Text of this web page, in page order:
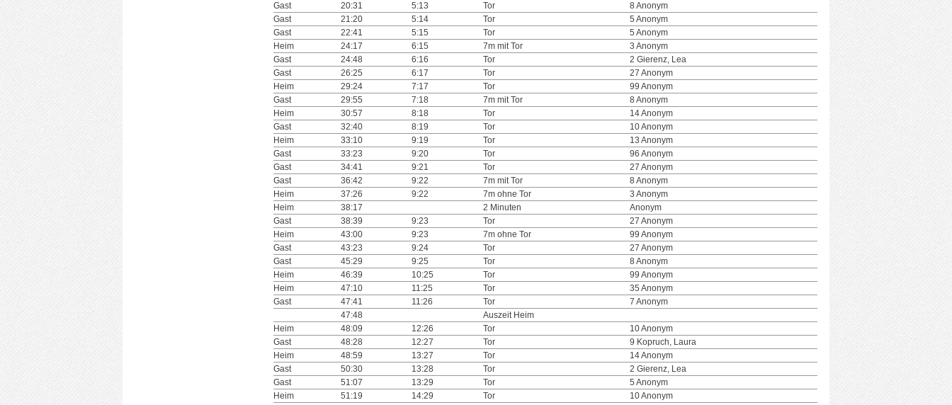
Gast
20:31 5:13 Tor
8 Anonym
Gast
21:20 5:14 Tor
5 Anonym
Gast
22:41 5:15 Tor
5 Anonym
Heim
24:17 6:15 7m mit Tor
3 Anonym
Gast
24:48 6:16 Tor
2 Gierenz, Lea
Gast
26:25 6:17 Tor
27 Anonym
Heim
29:24 7:17 Tor
99 Anonym
Gast
29:55 7:18 7m mit Tor
8 Anonym
Heim
30:57 8:18 Tor
14 Anonym
Gast
32:40 8:19 Tor
10 Anonym
Heim
33:10 9:19 Tor
13 Anonym
Gast
33:23 9:20 Tor
96 Anonym
Gast
34:41 9:21 Tor
27 Anonym
Gast
36:42 9:22 7m mit Tor
8 Anonym
Heim
37:26 9:22 7m ohne Tor
3 Anonym
Heim
38:17 2 Minuten
Anonym
Gast
38:39 9:23 Tor
27 Anonym
Heim
43:00 9:23 7m ohne Tor
99 Anonym
Gast
43:23 9:24 Tor
27 Anonym
Gast
45:29 9:25 Tor
8 Anonym
Heim
46:39 10:25 Tor
99 Anonym
Heim
47:10 11:25 Tor
35 Anonym
Gast
47:41 11:26 Tor
7 Anonym
47:48
Auszeit Heim
Heim
48:09 12:26 Tor
10 Anonym
Gast
48:28 12:27 Tor
9 Kopruch, Laura
Heim
48:59 13:27 Tor
14 Anonym
Gast
50:30 13:28 Tor
2 Gierenz, Lea
Gast
51:07 13:29 Tor
5 Anonym
Heim
51:19 14:29 Tor
10 Anonym